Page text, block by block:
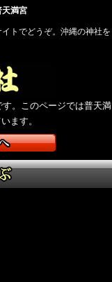
天満宮
トでどうぞ。沖縄の神社を
。このページでは普天満
ます。